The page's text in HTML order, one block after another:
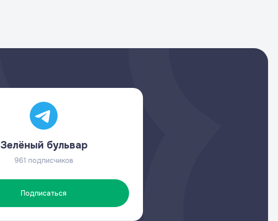
Зелёный бульвар
961 подписчиков
Подписаться